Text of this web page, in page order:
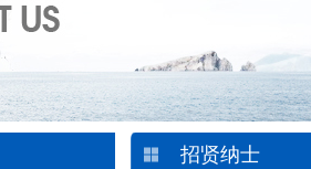
招贤纳士